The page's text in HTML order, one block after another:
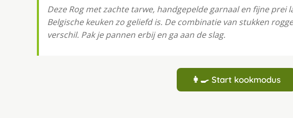
Deze Rog met zachte tarwe, handgepelde garnaal en fijne prei
Belgische keuken zo geliefd is. De combinatie van stukken
verschil. Pak je pannen erbij en ga aan de slag.
👩‍🍳 Start kookmodus